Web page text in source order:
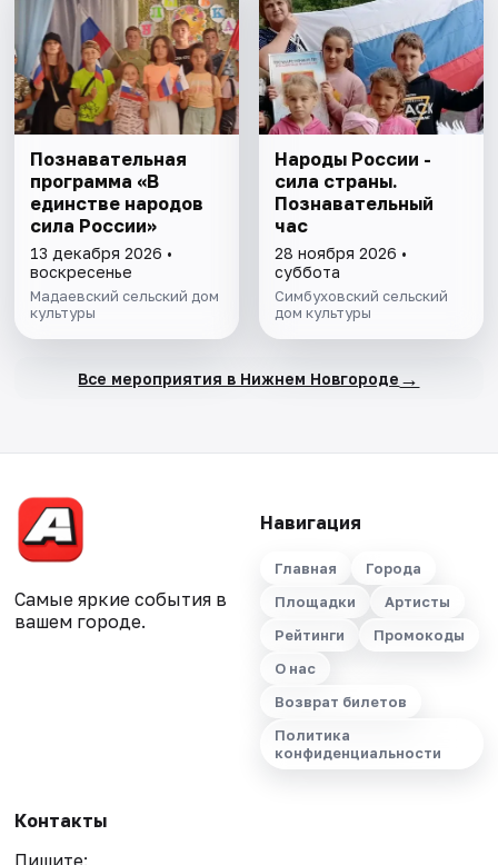
Познавательная
программа «В
единстве народов
сила России»
13 декабря 2026 •
воскресенье
Мадаевский сельский дом
культуры
Народы России -
сила страны.
Познавательный
час
28 ноября 2026 •
суббота
Симбуховский сельский
дом культуры
Все мероприятия в Нижнем Новгороде →
Самые яркие события в
вашем городе.
Навигация
Главная
Города
Площадки
Артисты
Рейтинги
Промокоды
О нас
Возврат билетов
Политика
конфиденциальности
Контакты